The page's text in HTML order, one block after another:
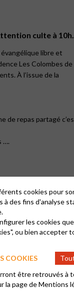
culte à 10h.
évangélique libre et
Les Colombes de
À l’issue de la
de repas partagé
….
cookies pour
à des fins d'analyse
les cookies
ou bien accepter
COOKIES
être retrouvés à
la page deMentions